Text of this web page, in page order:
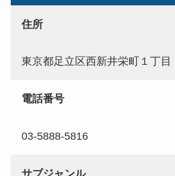
住所
東京都足立区西新井栄町１丁目
電話番号
03-5888-5816
サブジャンル